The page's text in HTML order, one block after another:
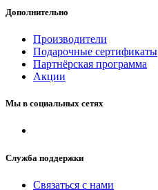
Дополнительно
Производители
Подарочные сертификаты
Партнёрская программа
Акции
Мы в социальных сетях
Служба поддержки
Связаться с нами